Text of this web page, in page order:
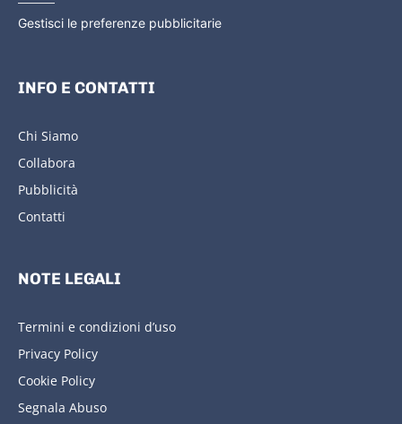
Gestisci le preferenze pubblicitarie
INFO E CONTATTI
Chi Siamo
Collabora
Pubblicità
Contatti
NOTE LEGALI
Termini e condizioni d’uso
Privacy Policy
Cookie Policy
Segnala Abuso